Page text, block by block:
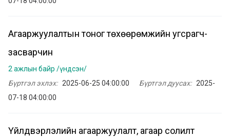
Агааржуулалтын тоног төхөөрөмжийн угсрагч-
засварчин
2 ажлын байр /үндсэн/
Бүртгэл эхлэх: 2025-06-25 04:00:00 Бүртгэл дуусах: 2025-
07-18 04:00:00
Үйлдвэрлэлийн агааржуулалт, агаар солилт